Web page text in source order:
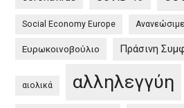
στην
και
Social Economy Europe
Ευρωκοινοβούλιο Πράσινη
αιολικά αλληλεγγύη